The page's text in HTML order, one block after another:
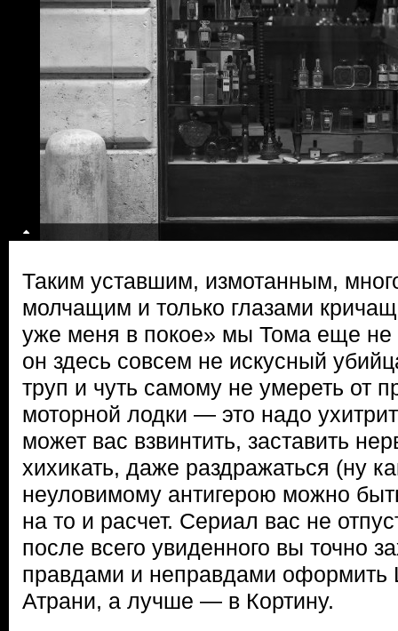
Таким уставшим, измотанным,
молчащим и только глазами
уже меня в покое» мы Тома еще не
он здесь совсем не искусный
труп и чуть самому не умереть от
моторной лодки — это надо
может вас взвинтить, заставить
хихикать, даже раздражаться (ну
неуловимому антигерою можно
на то и расчет. Сериал вас не
после всего увиденного вы точно
правдами и неправдами оформить
Атрани, а лучше — в Кортину.